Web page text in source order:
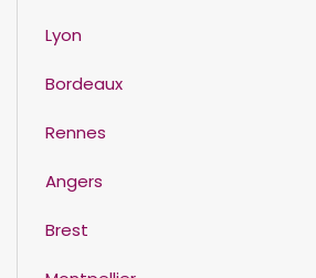
Lyon
Bordeaux
Rennes
Angers
Brest